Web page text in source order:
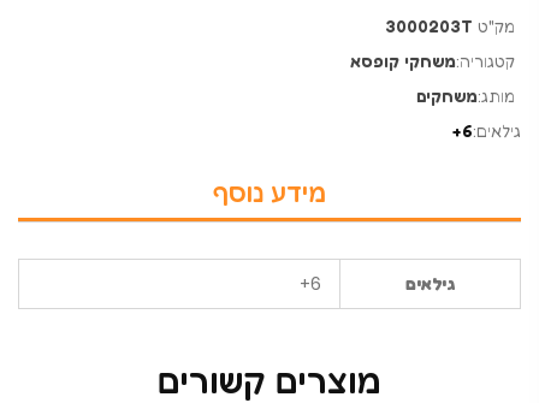
מק"ט 3000203T
קטגוריה:משחקי קופסא
מותג:משחקים
גילאים:6+
מידע נוסף
גילאים 6+
מוצרים קשורים